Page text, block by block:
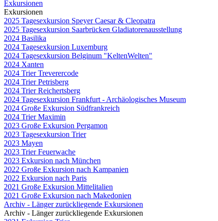
Exkursionen
Exkursionen
2025 Tagesexkursion Speyer Caesar & Cleopatra
2025 Tagesexkursion Saarbrücken Gladiatorenausstellung
2024 Basilika
2024 Tagesexkursion Luxemburg
2024 Tagesexkursion Belginum "KeltenWelten"
2024 Xanten
2024 Trier Treverercode
2024 Trier Petrisberg
2024 Trier Reichertsberg
2024 Tagesexkursion Frankfurt - Archäologisches Museum
2024 Große Exkursion Südfrankreich
2024 Trier Maximin
2023 Große Exkursion Pergamon
2023 Tagesexkursion Trier
2023 Mayen
2023 Trier Feuerwache
2023 Exkursion nach München
2022 Große Exkursion nach Kampanien
2022 Exkursion nach Paris
2021 Große Exkursion Mittelitalien
2021 Große Exkursion nach Makedonien
Archiv - Länger zurückliegende Exkursionen
Archiv - Länger zurückliegende Exkursionen